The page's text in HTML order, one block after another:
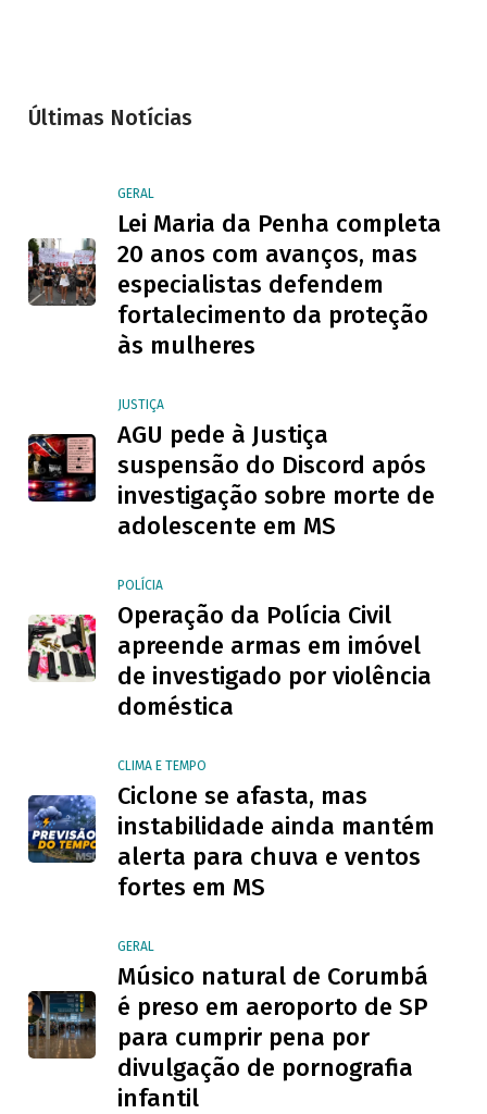
Últimas Notícias
GERAL
Lei Maria da Penha completa
20 anos com avanços, mas
especialistas defendem
fortalecimento da proteção
às mulheres
JUSTIÇA
AGU pede à Justiça
suspensão do Discord após
investigação sobre morte de
adolescente em MS
POLÍCIA
Operação da Polícia Civil
apreende armas em imóvel
de investigado por violência
doméstica
CLIMA E TEMPO
Ciclone se afasta, mas
instabilidade ainda mantém
alerta para chuva e ventos
fortes em MS
GERAL
Músico natural de Corumbá
é preso em aeroporto de SP
para cumprir pena por
divulgação de pornografia
infantil